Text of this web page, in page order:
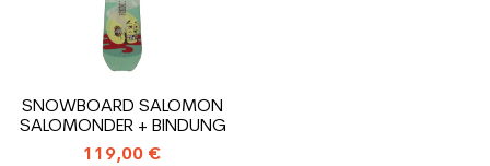
SNOWBOARD SALOMON
SALOMONDER + BINDUNG
119,00 €